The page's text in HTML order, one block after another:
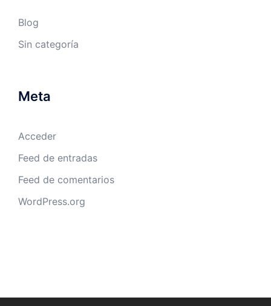
Blog
Sin categoría
Meta
Acceder
Feed de entradas
Feed de comentarios
WordPress.org